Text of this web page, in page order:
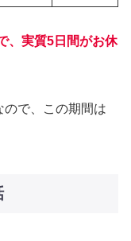
、実質5日間がお休
ので、この期間は